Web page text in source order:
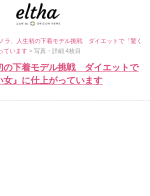
ラ、人生初の下着モデル挑戦 ダイエットで「驚く
ています> 写真・詳細 4枚目
の下着モデル挑戦 ダイエットで
女』に仕上がっています